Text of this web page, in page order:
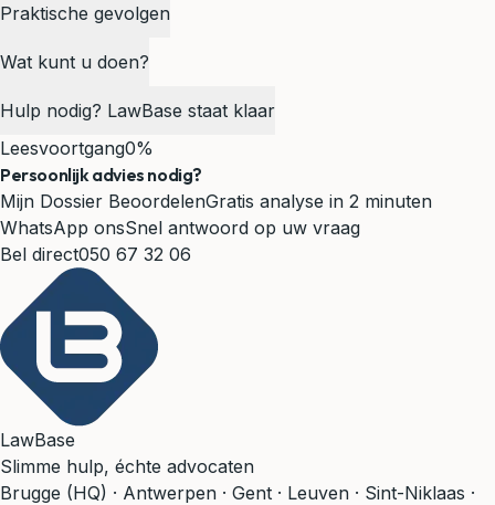
Praktische gevolgen
Wat kunt u doen?
Hulp nodig? LawBase staat klaar
Leesvoortgang0%
Persoonlijk advies nodig?
Mijn Dossier BeoordelenGratis analyse in 2 minuten
WhatsApp onsSnel antwoord op uw vraag
Bel direct050 67 32 06
LawBase
Slimme hulp, échte advocaten
Brugge (HQ) · Antwerpen · Gent · Leuven · Sint-Niklaas ·